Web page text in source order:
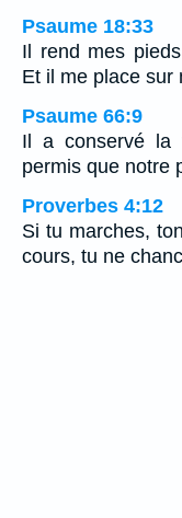
Psaume 18:33
Il rend mes
Et il me place sur
Psaume 66:9
Il a conservé
permis que notre
Proverbes 4:12
Si tu marches,
cours, tu ne